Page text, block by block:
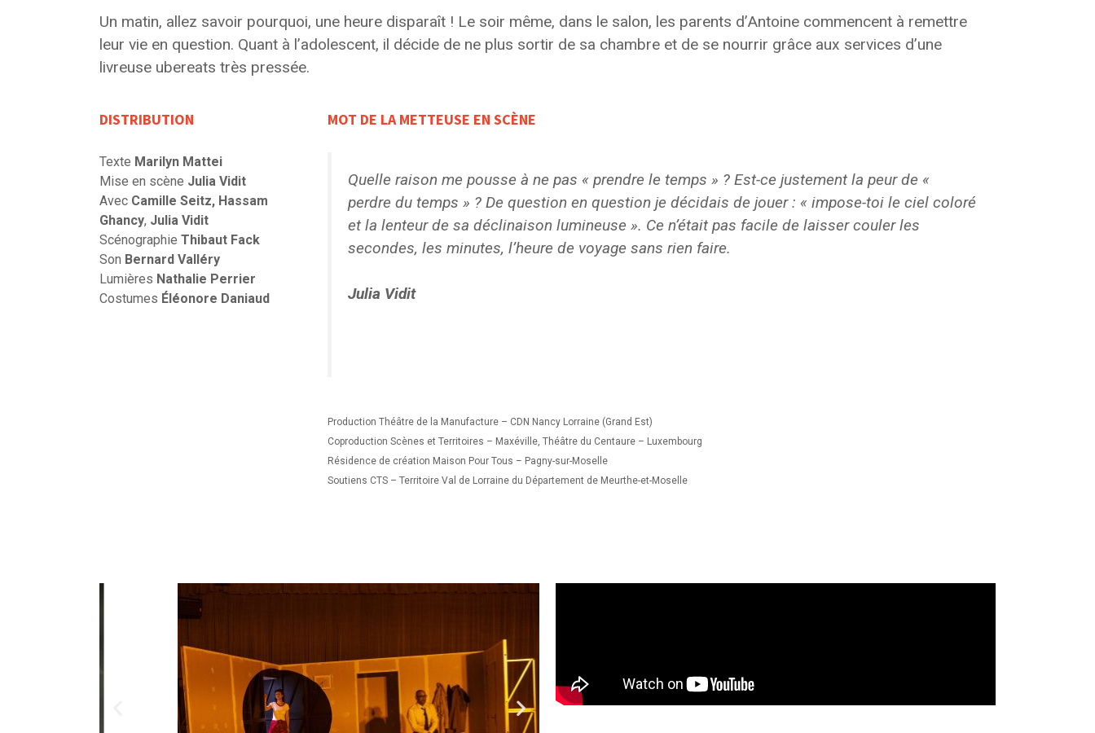
Un matin, allez savoir pourquoi, une heure disparaît ! Le soir même, dans le salon, les parents d’Antoine commencent à remettre
leur vie en question. Quant à l’adolescent, il décide de ne plus sortir de sa chambre et de se nourrir grâce aux services d’une
livreuse ubereats très pressée.
DISTRIBUTION
Texte Marilyn Mattei
Mise en scène Julia Vidit
Avec Camille Seitz, Hassam
Ghancy, Julia Vidit
Scénographie Thibaut Fack
Son Bernard Valléry
Lumières Nathalie Perrier
Costumes Éléonore Daniaud
MOT DE LA METTEUSE EN SCÈNE
Quelle raison me pousse à ne pas « prendre le temps » ? Est-ce justement la peur de «
perdre du temps » ? De question en question je décidais de jouer : « impose-toi le ciel coloré
et la lenteur de sa déclinaison lumineuse ». Ce n’était pas facile de laisser couler les
secondes, les minutes, l’heure de voyage sans rien faire.
Julia Vidit
Production Théâtre de la Manufacture – CDN Nancy Lorraine (Grand Est)
Coproduction Scènes et Territoires – Maxéville, Théâtre du Centaure – Luxembourg
Résidence de création Maison Pour Tous – Pagny-sur-Moselle
Soutiens CTS – Territoire Val de Lorraine du Département de Meurthe-et-Moselle